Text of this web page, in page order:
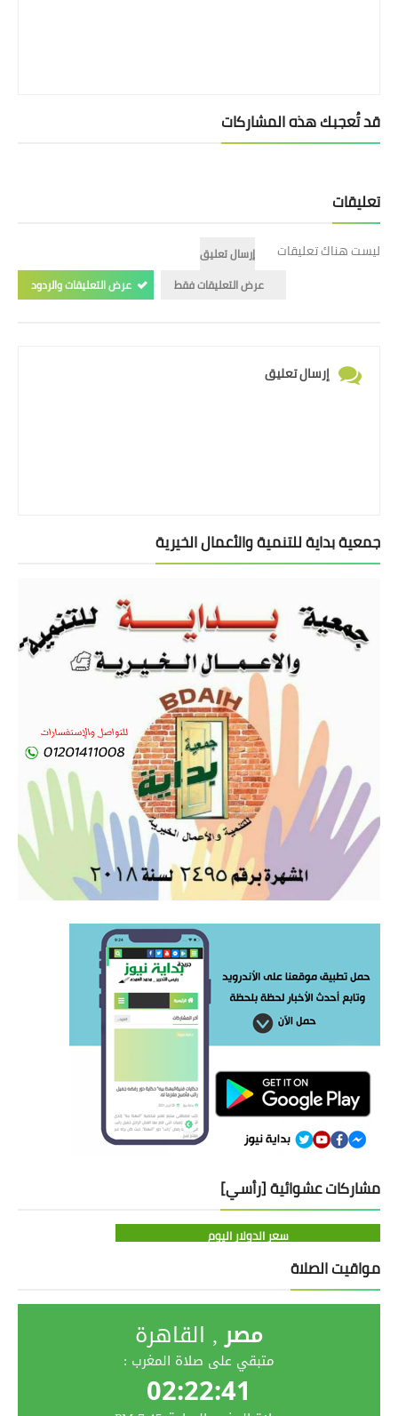
قد تُعجبك هذه المشاركات
تعليقات
ليست هناك تعليقات
إرسال تعليق
عرض التعليقات فقط
عرض التعليقات والردود
إرسال تعليق
جمعية بداية للتنمية والأعمال الخيرية
مشاركات عشوائية [رأسي]
سعر الدولار اليوم
مواقيت الصلاة